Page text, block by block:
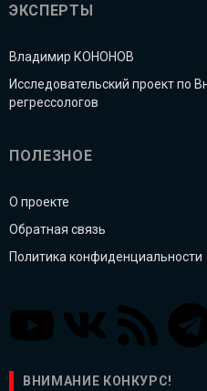
ЭКСПЕРТЫ
Владимир КОНОНОВ
Исследовательский проект по
регрессологов
ПОЛЕЗНОЕ
О проекте
Обратная связь
Политика конфиденциальности
ВНИМАНИЕ КОНКУРС!